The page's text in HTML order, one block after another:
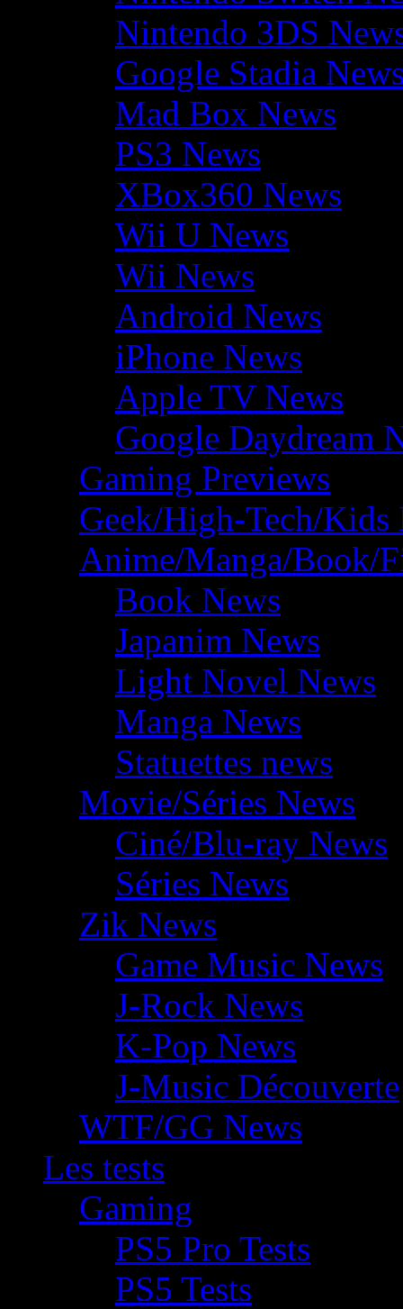
Nintendo 3DS
Google Stadia
Mad Box News
PS3 News
XBox360 News
Wii U News
Wii News
Android News
iPhone News
Apple TV News
Google Daydream
Gaming Previews
Geek/High-Tech/Kids
Anime/Manga/Book/
Book News
Japanim News
Light Novel News
Manga News
Statuettes news
Movie/Séries News
Ciné/Blu-ray News
Séries News
Zik News
Game Music News
J-Rock News
K-Pop News
J-Music Découverte
WTF/GG News
Les tests
Gaming
PS5 Pro Tests
PS5 Tests